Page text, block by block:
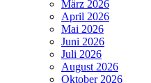
März 2026
April 2026
Mai 2026
Juni 2026
Juli 2026
August 2026
Oktober 2026